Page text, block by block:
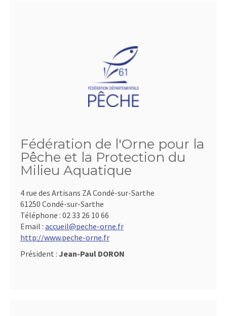
Fédération de l'Orne pour la
Pêche et la Protection du
Milieu Aquatique
4 rue des Artisans ZA Condé-sur-Sarthe
61250 Condé-sur-Sarthe
Téléphone : 02 33 26 10 66
Email : accueil@peche-orne.fr
http://www.peche-orne.fr
Président : Jean-Paul DORON